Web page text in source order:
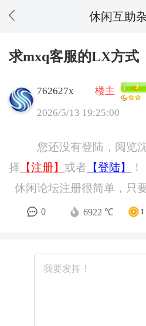
休闲互助
求mxq客服的LX方式
762627x
楼主
2026/5/13 19:25:00
您还没有登陆，阅览
择 【注册】 或者 【登陆】
！
休闲论坛注册很简单，只
0 6922 ℃ 1